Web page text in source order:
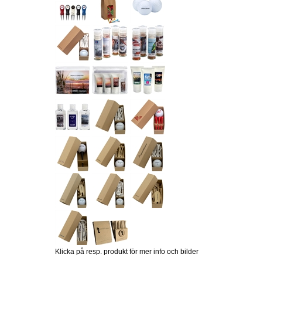
Klicka på resp. produkt för mer info och bilder